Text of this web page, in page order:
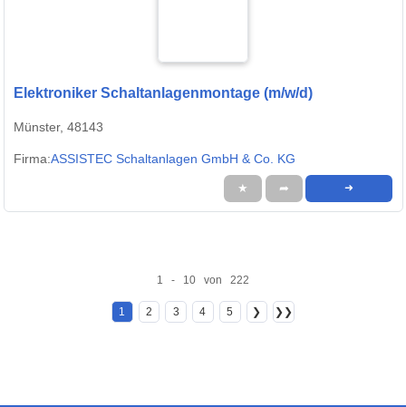
Elektroniker Schaltanlagenmontage (m/w/d)
Münster, 48143
Firma:ASSISTEC Schaltanlagen GmbH & Co. KG
★ ➦ ➜
1 - 10 von 222
1 2 3 4 5 ❯ ❯❯